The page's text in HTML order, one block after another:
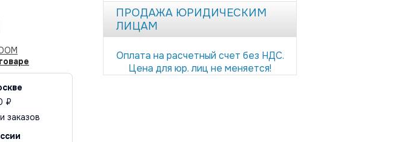
ПРОДАЖА ЮРИДИЧЕСКИМ
ЛИЦАМ
Оплата на расчетный счет без НДС.
Цена для юр. лиц не меняется!
₽
заказов